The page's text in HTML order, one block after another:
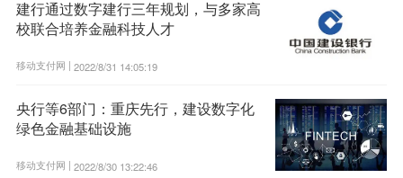
建行通过数字建行三年规划，与多家高
校联合培养金融科技人才
移动支付网 | 2022/8/31 14:05:19
央行等6部门：重庆先行，建设数字化
绿色金融基础设施
移动支付网 | 2022/8/30 13:22:46